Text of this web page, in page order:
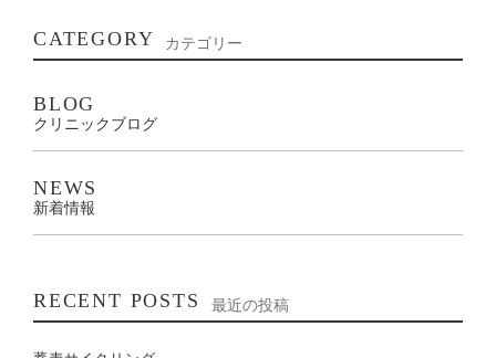
CATEGORY カテゴリー
BLOG
クリニックブログ
NEWS
新着情報
RECENT POSTS 最近の投稿